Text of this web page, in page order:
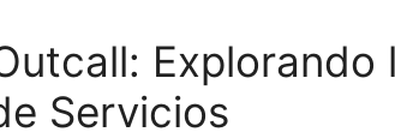
Explorando
Servicios